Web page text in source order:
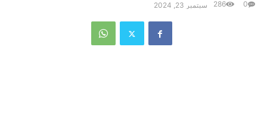
سبتمبر 23, 2024 0
286